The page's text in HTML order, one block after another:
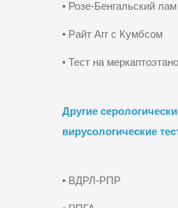
• Розе-Бенгальский лам
• Райт Агг с Кумбсом
• Тест на
Другие
вирусологические
• ВДРЛ-РПР